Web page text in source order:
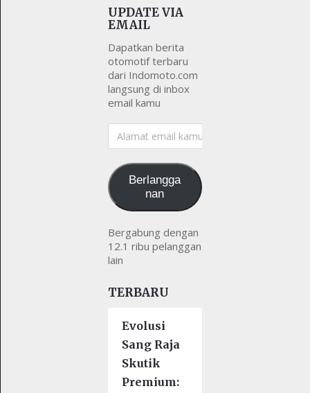
UPDATE VIA
EMAIL
Dapatkan berita
otomotif terbaru
dari Indomoto.com
langsung di inbox
email kamu
Alamat
email
Berlangga
nan
Bergabung dengan
12.1 ribu pelanggan
lain
TERBARU
Evolusi
Sang Raja
Skutik
Premium: